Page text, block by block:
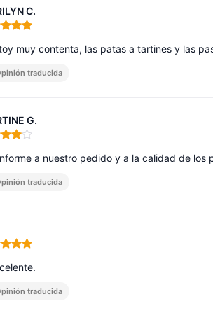
C.
5 de 5
muy contenta, las patas a tartines y las
traducida
G.
4 de 5
a nuestro pedido y a la calidad de los
traducida
5 de 5
traducida